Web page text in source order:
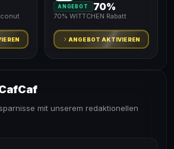
ANGEBOT 70%
70% WITTCHEN Rabatt
ANGEBOT AKTIVIEREN
mit unserem redaktionellen